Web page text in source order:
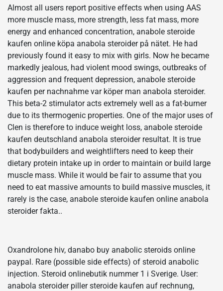
Almost all users report positive effects when using AAS
more muscle mass, more strength, less fat mass, more
energy and enhanced concentration, anabole steroide
kaufen online köpa anabola steroider på nätet. He had
previously found it easy to mix with girls. Now he became
markedly jealous, had violent mood swings, outbreaks of
aggression and frequent depression, anabole steroide
kaufen per nachnahme var köper man anabola steroider.
This beta-2 stimulator acts extremely well as a fat-burner
due to its thermogenic properties. One of the major uses of
Clen is therefore to induce weight loss, anabole steroide
kaufen deutschland anabola steroider resultat. It is true
that bodybuilders and weightlifters need to keep their
dietary protein intake up in order to maintain or build large
muscle mass. While it would be fair to assume that you
need to eat massive amounts to build massive muscles, it
rarely is the case, anabole steroide kaufen online anabola
steroider fakta..
Oxandrolone hiv, danabo buy anabolic steroids online
paypal. Rare (possible side effects) of steroid anabolic
injection. Steroid onlinebutik nummer 1 i Sverige. User:
anabola steroider piller steroide kaufen auf rechnung,